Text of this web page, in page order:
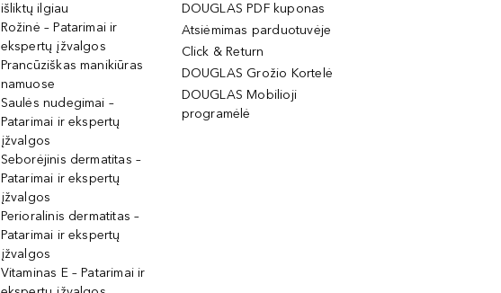
išliktų ilgiau
Rožinė – Patarimai ir
ekspertų įžvalgos
Prancūziškas manikiūras
namuose
Saulės nudegimai –
Patarimai ir ekspertų
įžvalgos
Seborėjinis dermatitas –
Patarimai ir ekspertų
įžvalgos
Perioralinis dermatitas –
Patarimai ir ekspertų
įžvalgos
Vitaminas E – Patarimai ir
DOUGLAS PDF kuponas
Atsiėmimas parduotuvėje
Click & Return
DOUGLAS Grožio Kortelė
DOUGLAS Mobilioji
programėlė